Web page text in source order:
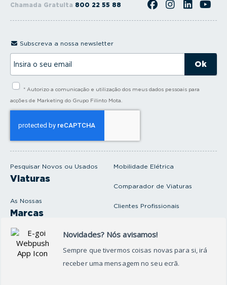
Chamada Gratuita 800 22 55 88
Pesquisar Novos ou Usados
Viaturas
As Nossas
Marcas
Produtos e serviços
Oficina
Mobilidade Elétrica
Comparador de Viaturas
Clientes Profissionais
Seguros Protector
Subscreva a nossa newsletter
s
* Autorizo a comunicação e utilização dos meus dados pessoais para
acções de Marketing do Grupo Filinto Mota.